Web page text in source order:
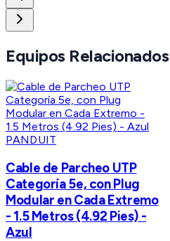
Equipos Relacionados
PANDUIT
Cable de Parcheo UTP
Categoría 5e, con Plug
Modular en Cada Extremo
- 1.5 Metros (4.92 Pies) -
Azul